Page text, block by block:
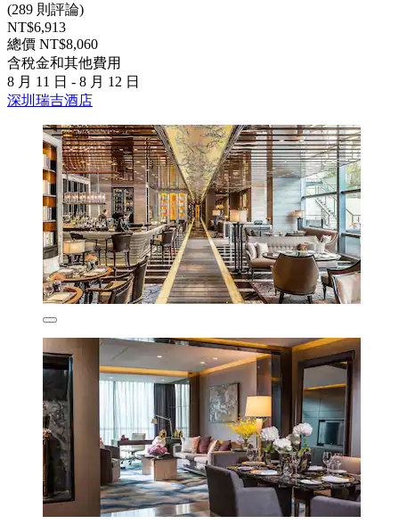
(289 則評論)
NT$6,913
總價 NT$8,060
含稅金和其他費用
8 月 11 日 - 8 月 12 日
深圳瑞吉酒店